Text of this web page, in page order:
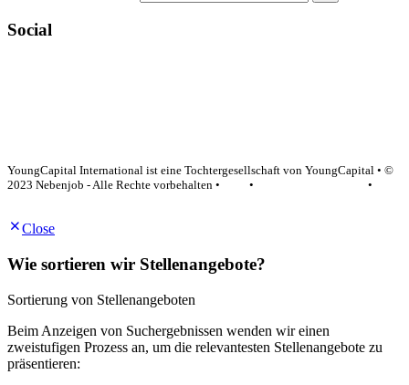
Social
YoungCapital International ist eine Tochtergesellschaft von YoungCapital • ©
2023 Nebenjob - Alle Rechte vorbehalten •
•
•
Close
Wie sortieren wir Stellenangebote?
Sortierung von Stellenangeboten
Beim Anzeigen von Suchergebnissen wenden wir einen
zweistufigen Prozess an, um die relevantesten Stellenangebote zu
präsentieren: